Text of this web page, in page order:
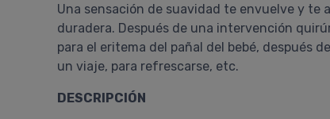
Una sensación de suavidad te envuelve y te
duradera. Después de una intervención
para el eritema del pañal del bebé, después
un viaje, para refrescarse, etc.
DESCRIPCIÓN